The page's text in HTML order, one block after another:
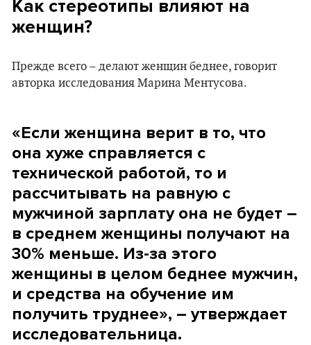
Как стереотипы влияют на
женщин?
Прежде всего – делают женщин беднее, говорит
авторка исследования Марина Ментусова.
«Если женщина верит в то, что
она хуже справляется с
технической работой, то и
рассчитывать на равную с
мужчиной зарплату она не будет –
в среднем женщины получают на
30% меньше. Из-за этого
женщины в целом беднее мужчин,
и средства на обучение им
получить труднее», – утверждает
исследовательница.